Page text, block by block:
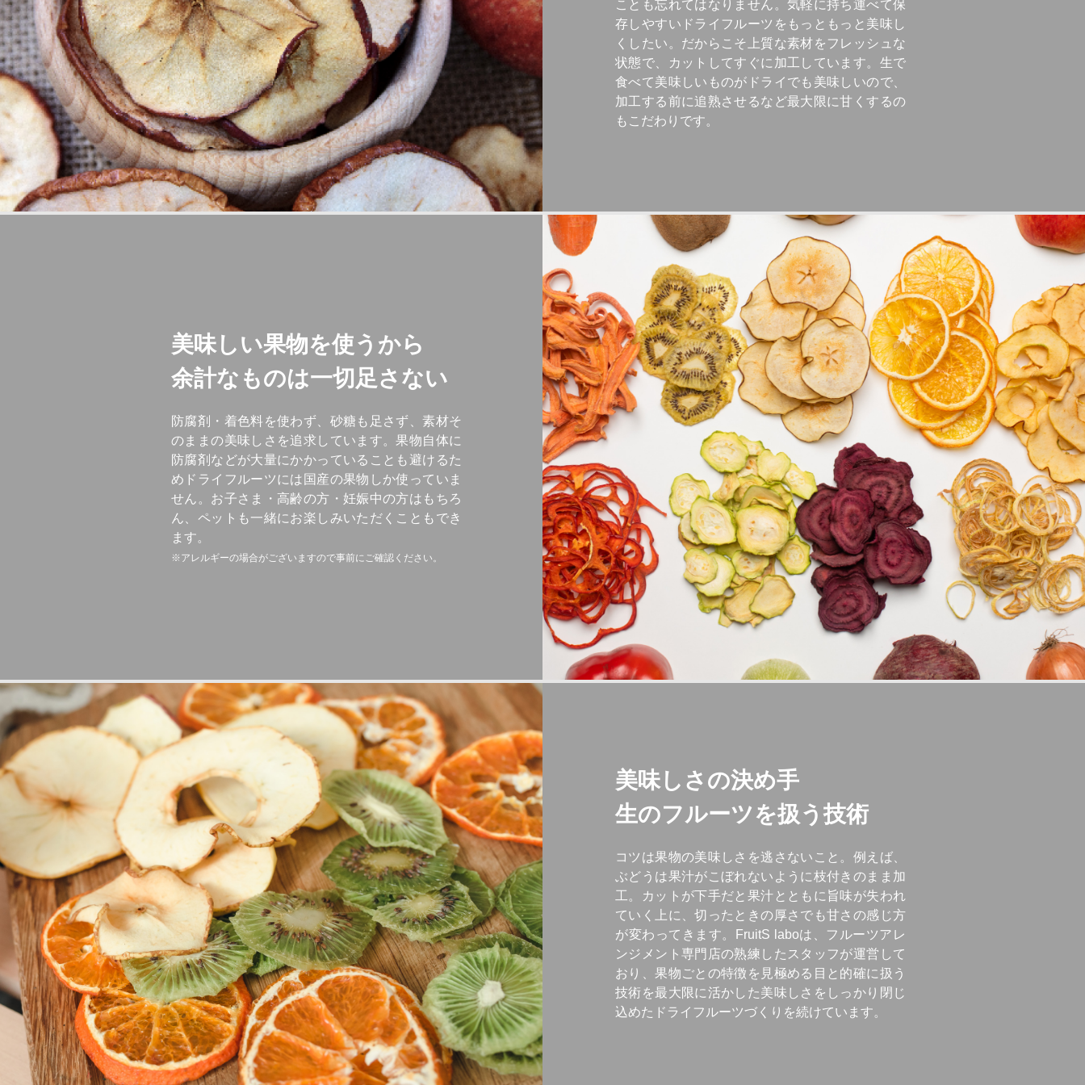
ことも忘れてはなりません。気軽に持ち運べて保
存しやすいドライフルーツをもっともっと美味し
くしたい。だからこそ上質な素材をフレッシュな
状態で、カットしてすぐに加工しています。生で
食べて美味しいものがドライでも美味しいので、
加工する前に追熟させるなど最大限に甘くするの
もこだわりです。
美味しい果物を使うから
余計なものは一切足さない
防腐剤・着色料を使わず、砂糖も足さず、素材そ
のままの美味しさを追求しています。果物自体に
防腐剤などが大量にかかっていることも避けるた
めドライフルーツには国産の果物しか使っていま
せん。お子さま・高齢の方・妊娠中の方はもちろ
ん、ペットも一緒にお楽しみいただくこともでき
ます。
※アレルギーの場合がございますので事前にご確認ください。
美味しさの決め手
生のフルーツを扱う技術
コツは果物の美味しさを逃さないこと。例えば、
ぶどうは果汁がこぼれないように枝付きのまま加
工。カットが下手だと果汁とともに旨味が失われ
ていく上に、切ったときの厚さでも甘さの感じ方
が変わってきます。FruitS laboは、フルーツアレ
ンジメント専門店の熟練したスタッフが運営して
おり、果物ごとの特徴を見極める目と的確に扱う
技術を最大限に活かした美味しさをしっかり閉じ
込めたドライフルーツづくりを続けています。